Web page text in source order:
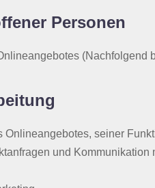
Personen
(Nachfolgend
Onlineangebotes, seiner
und Kommunikation